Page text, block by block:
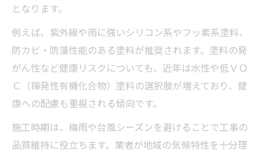
となります。
例えば、紫外線や雨に強いシリコン系やフッ素系塗料、
防カビ・防藻性能のある塗料が推奨されます。塗料の発
がん性など健康リスクについても、近年は水性や低ＶＯ
Ｃ（揮発性有機化合物）塗料の選択肢が増えており、健
康への配慮も重視される傾向です。
施工時期は、梅雨や台風シーズンを避けることで工事の
品質維持に役立ちます。業者が地域の気候特性を十分理